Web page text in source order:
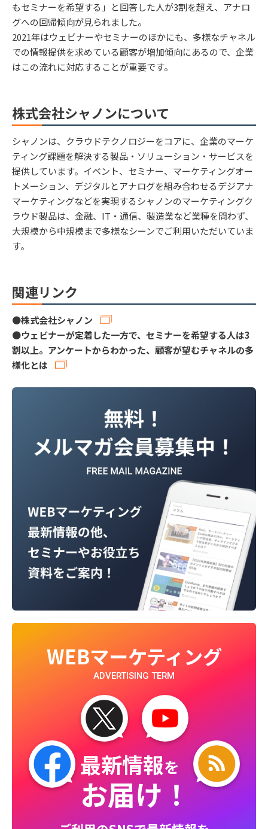
もセミナーを希望する」と回答した人が3割を超え、アナロ
グへの回帰傾向が見られました。
2021年はウェビナーやセミナーのほかにも、多様なチャネル
での情報提供を求めている顧客が増加傾向にあるので、企業
はこの流れに対応することが重要です。
株式会社シャノンについて
シャノンは、クラウドテクノロジーをコアに、企業のマーケ
ティング課題を解決する製品・ソリューション・サービスを
提供しています。イベント、セミナー、マーケティングオー
トメーション、デジタルとアナログを組み合わせるデジアナ
マーケティングなどを実現するシャノンのマーケティングク
ラウド製品は、金融、IT・通信、製造業など業種を問わず、
大規模から中規模まで多様なシーンでご利用いただいていま
す。
関連リンク
●株式会社シャノン
●ウェビナーが定着した一方で、セミナーを希望する人は3
割以上。アンケートからわかった、顧客が望むチャネルの多
様化とは
WEBマーケティング
ADVERTISING TERM
最新情報を
お届け！